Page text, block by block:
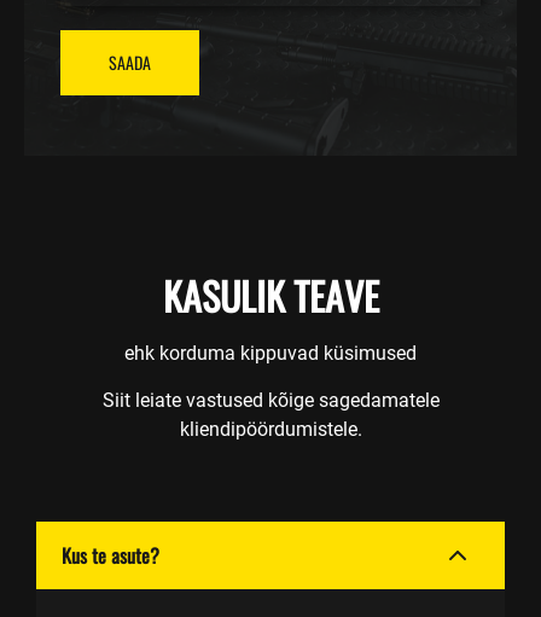
SAADA
KASULIK TEAVE
ehk korduma kippuvad küsimused
Siit leiate vastused kõige sagedamatele
kliendipöördumistele.
Kus te asute?